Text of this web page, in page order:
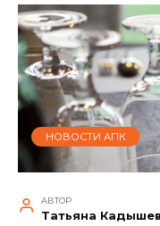
НОВОСТИ АПК
АВТОР
Татьяна